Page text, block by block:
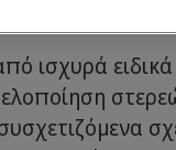
ισχυρά ειδικά